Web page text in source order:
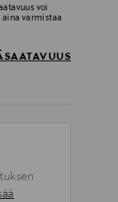
voi
varmistaa